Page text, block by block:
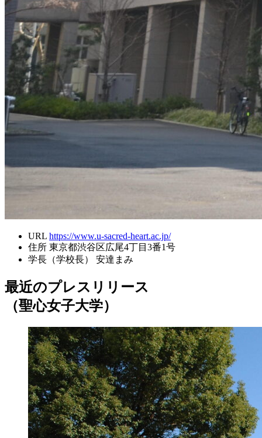
URL https://www.u-sacred-heart.ac.jp/
住所 東京都渋谷区広尾4丁目3番1号
学長（学校長）
安達まみ
最近のプレスリリース
（聖心女子大学）